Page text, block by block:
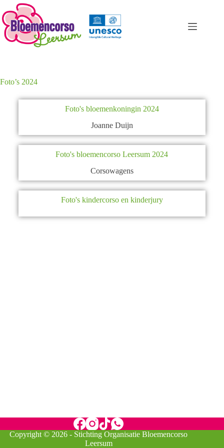
Foto’s 2024
Foto's bloemenkoningin 2024
Joanne Duijn
Foto's bloemencorso Leersum 2024
Corsowagens
Foto's kindercorso en kinderjury
Copyright © 2026 - Stichting Organisatie Bloemencorso
Leersum